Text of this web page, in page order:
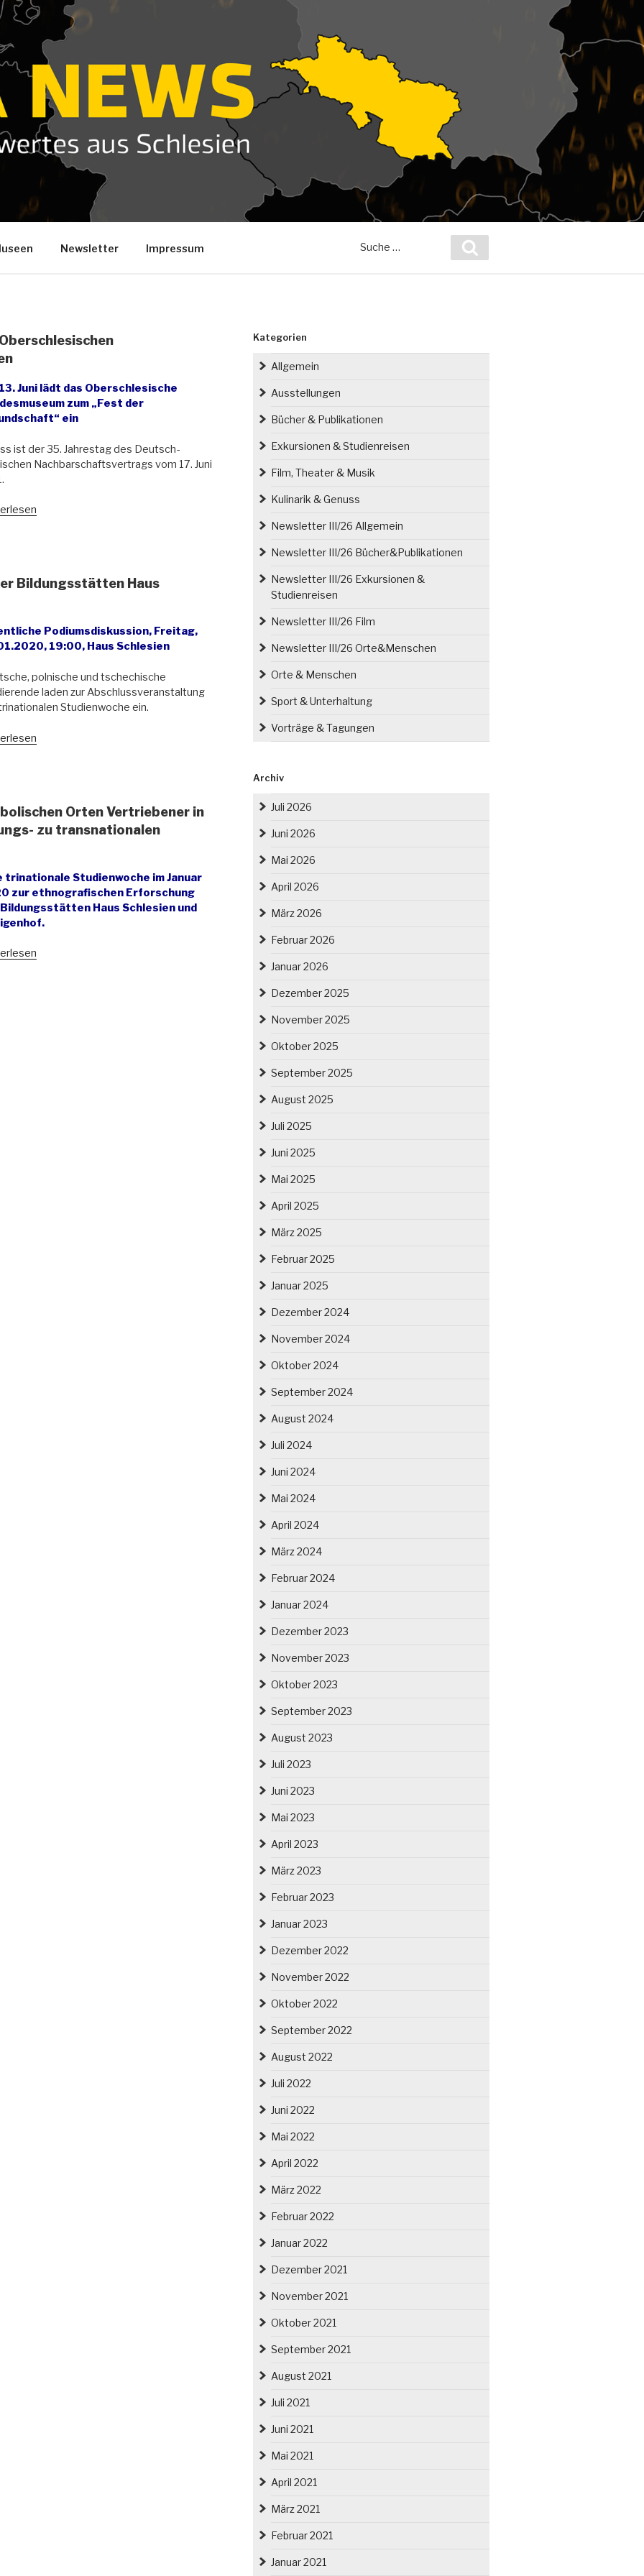
Newsletter Impressum
nach:
Juni lädt das Oberschlesische
zum „Fest der
ein
ist der 35. Jahrestag des Deutsch-
Nachbarschaftsvertrags vom 17. Juni
Bildungsstätten Haus
Podiumsdiskussion, Freitag,
19:00, Haus Schlesien
polnische und tschechische
laden zur Abschlussveranstaltung
Studienwoche ein.
Orten Vertriebener in
zu transnationalen
trinationale Studienwoche im Januar
zur ethnografischen Erforschung
Haus Schlesien und
Kategorien
Allgemein
Ausstellungen
Bücher & Publikationen
Exkursionen & Studienreisen
Film, Theater & Musik
Kulinarik & Genuss
Newsletter III/26 Allgemein
Newsletter III/26 Bücher&Publikationen
Newsletter III/26 Exkursionen &
Studienreisen
Newsletter III/26 Film
Newsletter III/26 Orte&Menschen
Orte & Menschen
Sport & Unterhaltung
Vorträge & Tagungen
Archiv
Juli 2026
Juni 2026
Mai 2026
April 2026
März 2026
Februar 2026
Januar 2026
Dezember 2025
November 2025
Oktober 2025
September 2025
August 2025
Juli 2025
Juni 2025
Mai 2025
April 2025
März 2025
Februar 2025
Januar 2025
Dezember 2024
November 2024
Oktober 2024
September 2024
August 2024
Juli 2024
Juni 2024
Mai 2024
April 2024
März 2024
Februar 2024
Januar 2024
Dezember 2023
November 2023
Oktober 2023
September 2023
August 2023
Juli 2023
Juni 2023
Mai 2023
April 2023
März 2023
Februar 2023
Januar 2023
Dezember 2022
November 2022
Oktober 2022
September 2022
August 2022
Juli 2022
Juni 2022
Mai 2022
April 2022
März 2022
Februar 2022
Januar 2022
Dezember 2021
November 2021
Oktober 2021
September 2021
August 2021
Juli 2021
Juni 2021
Mai 2021
April 2021
März 2021
Februar 2021
Januar 2021